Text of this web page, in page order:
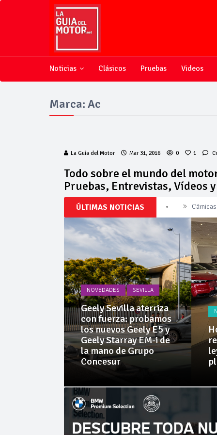
Noticias Clásicos Pruebas Videos
Marca: Ac
La Guía del Motor Mar 31, 2016 0 1
Todo sobre el mundo del
Pruebas, Entrevistas, Vídeos
ÚLTIMAS NOTICIAS
La
Invercar
NOVEDADES SEVILLA
Geely Sevilla aterriza
con fuerza: probamos
los nuevos Geely E5 y
Geely Starray EM-i de
la mano de Grupo
Concesur